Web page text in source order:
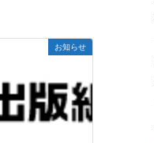
お知らせ